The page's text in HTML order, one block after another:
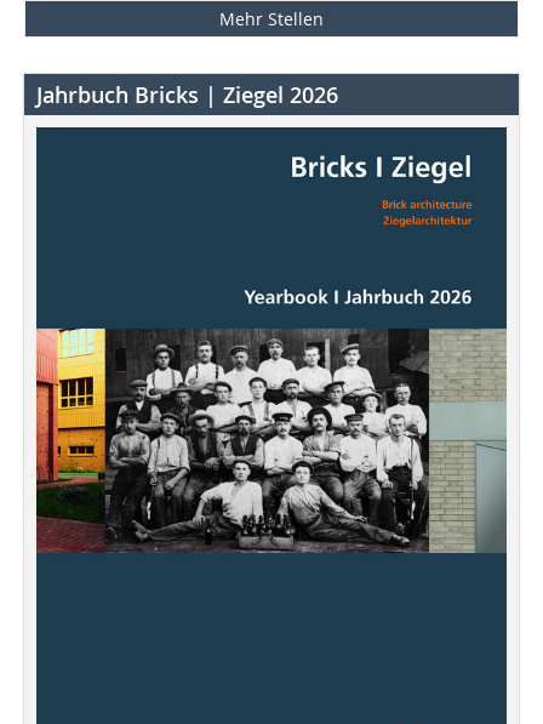
Mehr Stellen
Jahrbuch Bricks | Ziegel 2026